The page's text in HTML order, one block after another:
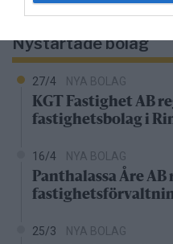
kronor
Nystartade bolag
27/4 NYA BOLAG
KGT Fastighet AB
fastighetsbolag i
16/4 NYA BOLAG
Panthalassa Åre
25/3 NYA BOLAG